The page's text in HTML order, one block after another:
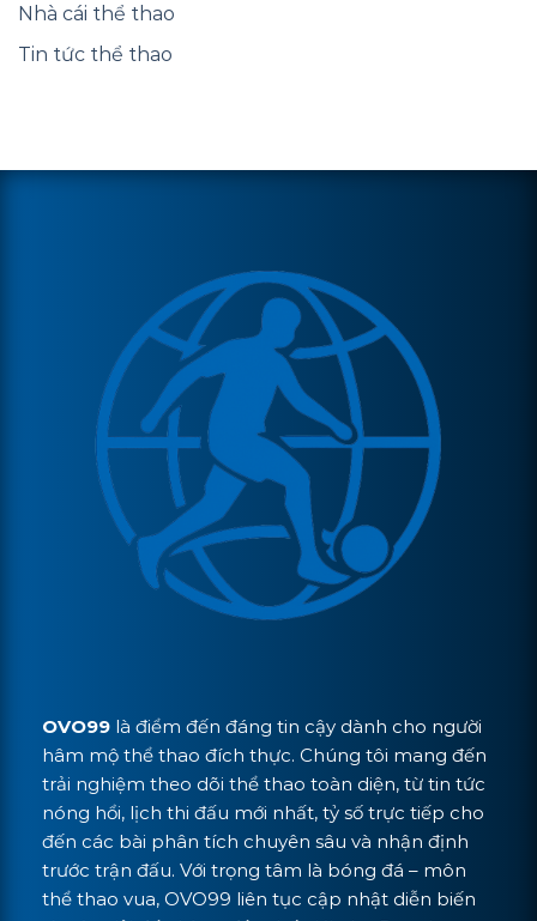
Nhà cái thể thao
Tin tức thể thao
OVO99 là điểm đến đáng tin cậy dành cho người
hâm mộ thể thao đích thực. Chúng tôi mang đến
trải nghiệm theo dõi thể thao toàn diện, từ tin tức
nóng hổi, lịch thi đấu mới nhất, tỷ số trực tiếp cho
đến các bài phân tích chuyên sâu và nhận định
trước trận đấu. Với trọng tâm là bóng đá – môn
thể thao vua, OVO99 liên tục cập nhật diễn biến